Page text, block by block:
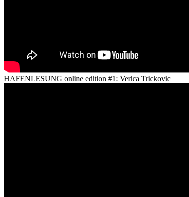
HAFENLESUNG online edition #1: Verica Trickovic